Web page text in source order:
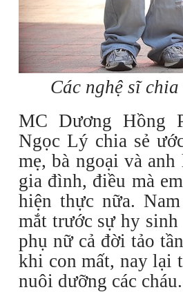
Các nghệ sĩ
MC Dương Hồng
Ngọc Lý chia sẻ
mẹ, bà ngoại và
gia đình, điều mà
hiện thực nữa.
mắt trước sự hy
phụ nữ cả đời tảo
khi con mất, nay lại
nuôi dưỡng các cháu.